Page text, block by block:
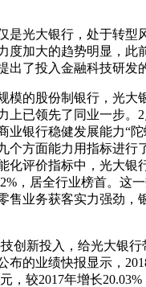
光大银行，处于转型
度加大的趋势明显，此
出了投入金融科技研发
的股份制银行，光大
上已领先了同业一步。
业银行稳健发展能力“陀
个方面能力用指标进行
化评价指标中，光大银
，居全行业榜首。这
售业务获客实力强劲，
新投入，给光大银行
布的业绩快报显示，
，较2017年增长